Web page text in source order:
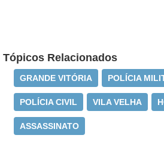
Tópicos Relacionados
GRANDE VITÓRIA POLÍCIA
POLÍCIA CIVIL VILA VELHA
ASSASSINATO